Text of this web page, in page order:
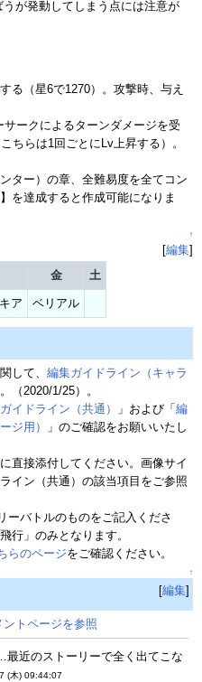
が発動してしまう点には注意が
る（星6で1270）。攻撃時、与え
ークによるターンダメージを受
ちらは1回ごとにLv上昇する）。
ター）の章、全難易度を全てコン
を達成すると作成可能になりま
↑
[編集]
金 土
ア ベリアル
して、 編集ガイドライン（キャラ
（2020/1/25）。
イドライン（共通） 」および「 編
ジ用）
」のご確認をお願いいたし
直接添付してください。画像サイ
イン（共通）の該当項目をご参照
ーバトルのものをご記入くださ
行」のみとなります。
らのページをご確認ください。
↑
[編集]
ントページを参照
近のストーリーで全く出てこな
(木) 09:44:07